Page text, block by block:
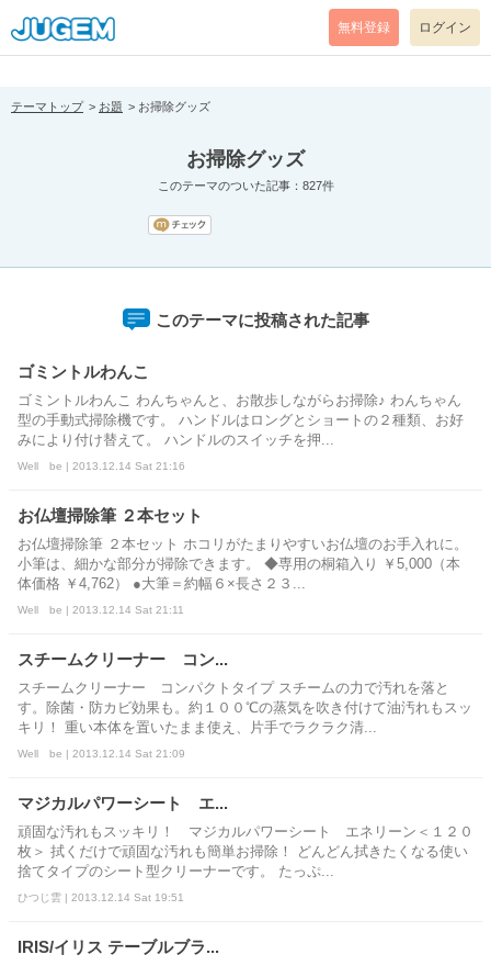
[pear_error: message="Success" code=0 mode=return level=notice
prefix="" info=""]
無料登録 ログイン
テーマトップ お題 お掃除グッズ
お掃除グッズ
このテーマのついた記事：827件
このテーマに投稿された記事
ゴミントルわんこ
ゴミントルわんこ わんちゃんと、お散歩しながらお掃除♪ わんちゃん
型の手動式掃除機です。 ハンドルはロングとショートの２種類、お好
みにより付け替えて。 ハンドルのスイッチを押...
Well be | 2013.12.14 Sat 21:16
お仏壇掃除筆 ２本セット
お仏壇掃除筆 ２本セット ホコリがたまりやすいお仏壇のお手入れに。
小筆は、細かな部分が掃除できます。 ◆専用の桐箱入り ￥5,000（本
体価格 ￥4,762） ●大筆＝約幅６×長さ２３...
Well be | 2013.12.14 Sat 21:11
スチームクリーナー コン...
スチームクリーナー コンパクトタイプ スチームの力で汚れを落と
す。除菌・防カビ効果も。約１００℃の蒸気を吹き付けて油汚れもスッ
キリ！ 重い本体を置いたまま使え、片手でラクラク清...
Well be | 2013.12.14 Sat 21:09
マジカルパワーシート エ...
頑固な汚れもスッキリ！ マジカルパワーシート エネリーン＜１２０
枚＞ 拭くだけで頑固な汚れも簡単お掃除！ どんどん拭きたくなる使い
捨てタイプのシート型クリーナーです。 たっぷ...
ひつじ雲 | 2013.12.14 Sat 19:51
IRIS/イリス テーブルブラ...